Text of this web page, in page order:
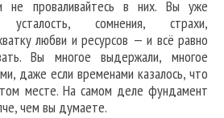
не проваливайтесь в них. Вы уже
сомнения, страхи,
любви и ресурсов — и всё равно
Вы многое выдержали, многое
даже если временами казалось, что
месте. На самом деле фундамент
чем вы думаете.